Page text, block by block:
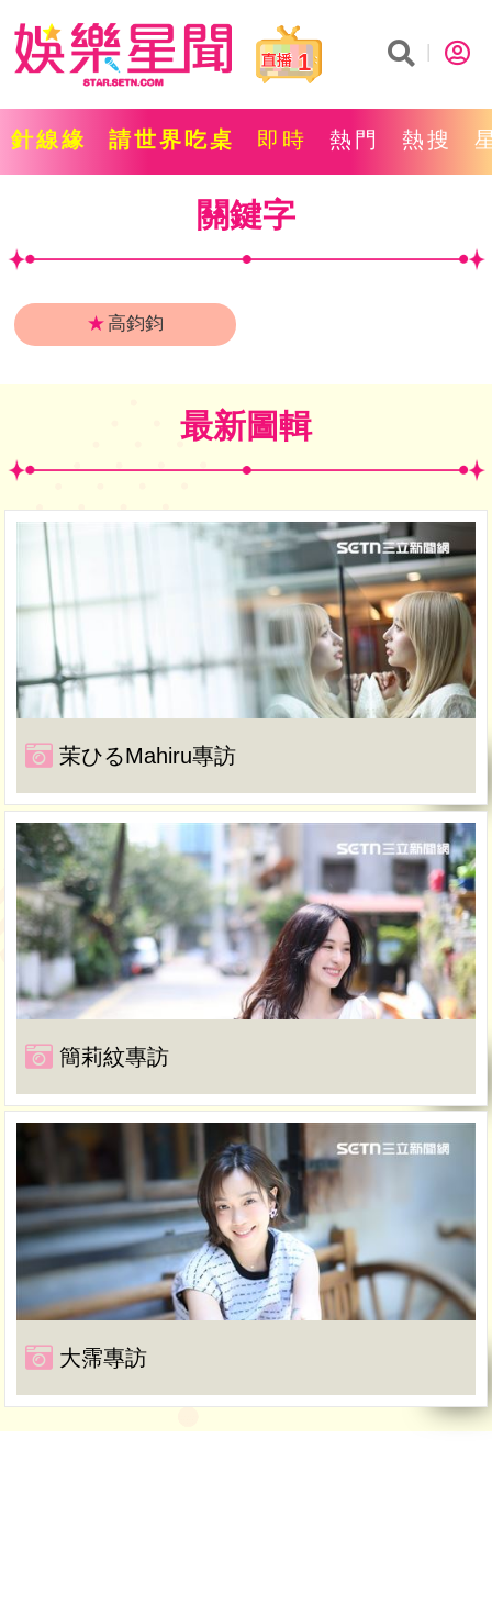
1
針線緣 請世界吃桌 即時 熱門 熱搜
關鍵字
★ 高鈞鈞
最新圖輯
茉ひるMahiru專訪
簡莉紋專訪
大霈專訪